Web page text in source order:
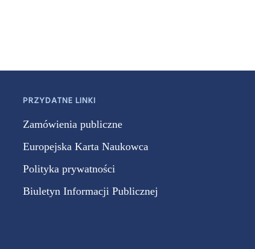
PRZYDATNE LINKI
Zamówienia publiczne
Europejska Karta Naukowca
Polityka prywatności
Biuletyn Informacji Publicznej